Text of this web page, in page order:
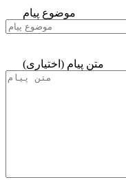
موضوع پیام
متن پیام (اختیاری)